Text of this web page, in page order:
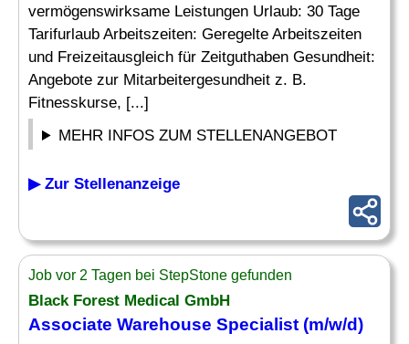
vermögenswirksame Leistungen Urlaub: 30 Tage
Tarifurlaub Arbeitszeiten: Geregelte Arbeitszeiten
und Freizeitausgleich für Zeitguthaben Gesundheit:
Angebote zur Mitarbeitergesundheit z. B.
Fitnesskurse, [...]
MEHR INFOS ZUM STELLENANGEBOT
▶ Zur Stellenanzeige
Job vor 2 Tagen bei StepStone gefunden
Black Forest Medical GmbH
Associate Warehouse Specialist (m/w/d)